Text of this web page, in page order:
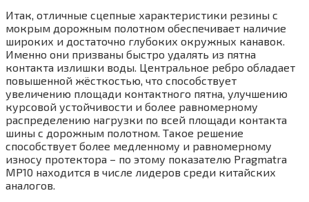
Итак, отличные сцепные характеристики резины с
мокрым дорожным полотном обеспечивает наличие
широких и достаточно глубоких окружных канавок.
Именно они призваны быстро удалять из пятна
контакта излишки воды. Центральное ребро обладает
повышенной жёсткостью, что способствует
увеличению площади контактного пятна, улучшению
курсовой устойчивости и более равномерному
распределению нагрузки по всей площади контакта
шины с дорожным полотном. Такое решение
способствует более медленному и равномерному
износу протектора – по этому показателю Pragmatra
MP10 находится в числе лидеров среди китайских
аналогов.